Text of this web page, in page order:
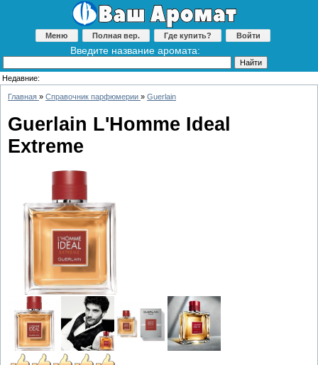
Меню Полная вер. Где купить? Войти
Введите название аромата:
Недавние:
Главная » Справочник парфюмерии » Guerlain
Guerlain L'Homme Ideal
Extreme